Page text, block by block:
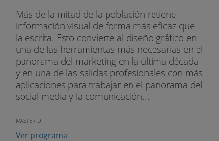
Más de la mitad de la población retiene
información visual de forma más eficaz que
la escrita. Esto convierte al diseño gráfico en
una de las herramientas más necesarias en el
panorama del marketing en la última década
y en una de las salidas profesionales con más
aplicaciones para trabajar en el panorama del
social media y la comunicación...
MASTER D
Ver programa